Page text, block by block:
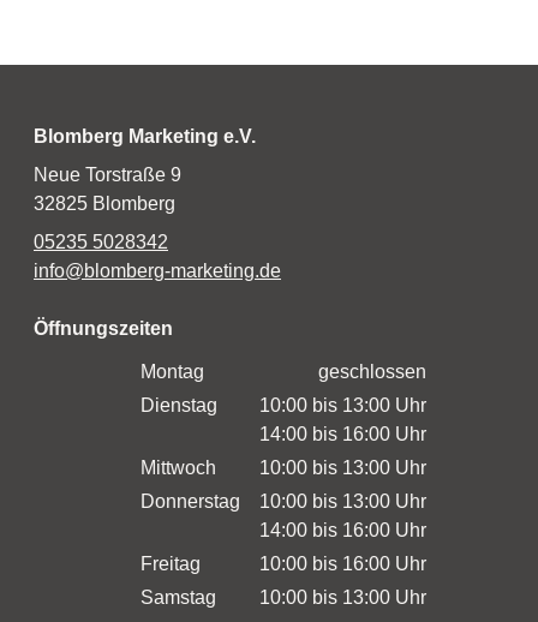
Blomberg Marketing e.V.
Neue Torstraße 9
32825 Blomberg
05235 5028342
info@blomberg-marketing.de
Öffnungszeiten
geschlossen
10:00 bis 13:00 Uhr
14:00 bis 16:00 Uhr
10:00 bis 13:00 Uhr
Donnerstag
10:00 bis 13:00 Uhr
14:00 bis 16:00 Uhr
10:00 bis 16:00 Uhr
10:00 bis 13:00 Uhr